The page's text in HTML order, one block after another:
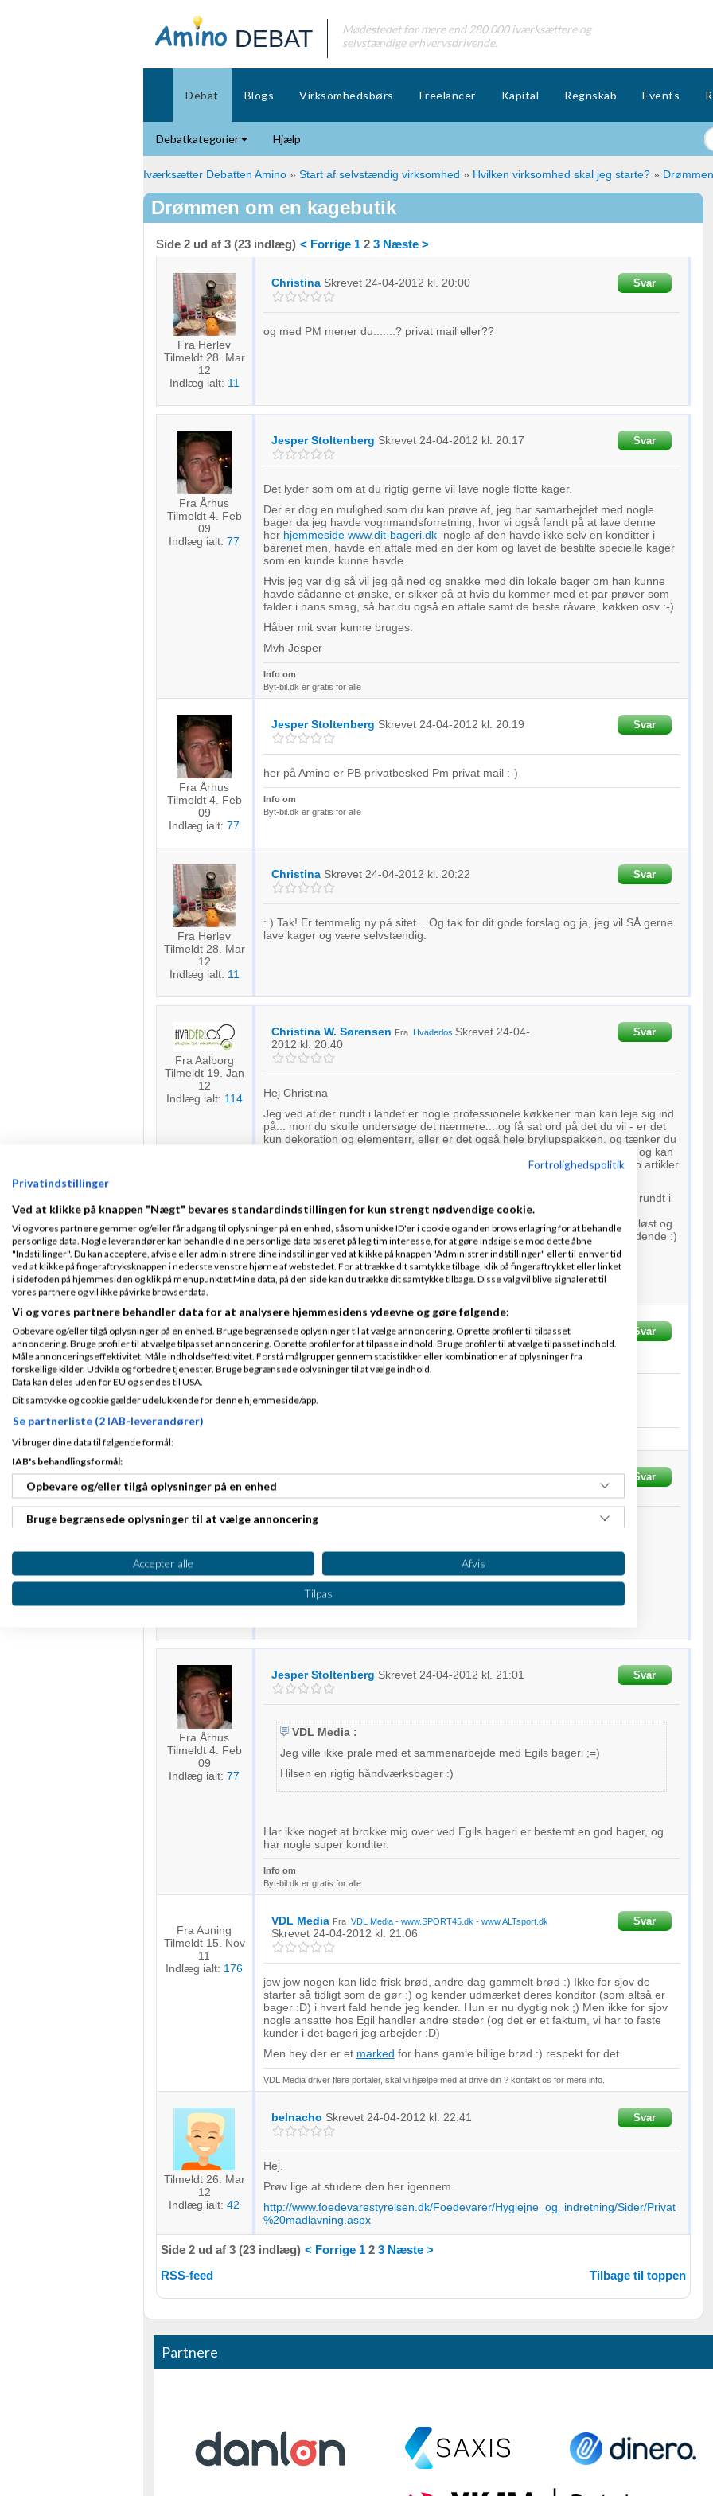
DEBAT
Mødestedet for mere end 280.000 iværksættere og
selvstændige erhvervsdrivende.
Debat Blogs Virksomhedsbørs Freelancer Kapital Regnskab Events
Debatkategorier Hjælp
Iværksætter Debatten Amino » Start af selvstændig virksomhed » Hvilken virksomhed skal jeg starte? »
Drømmen om en kagebutik
Side 2 ud af 3 (23 indlæg) < Forrige 1 2 3 Næste >
Fra Herlev
Tilmeldt 28. Mar
12
Indlæg ialt: 11
Christina Skrevet 24-04-2012 kl. 20:00 Svar
og med PM mener du.......? privat mail eller??
Fra Århus
Tilmeldt 4. Feb
09
Indlæg ialt: 77
Jesper Stoltenberg Skrevet 24-04-2012 kl. 20:17 Svar
Det lyder som om at du rigtig gerne vil lave nogle flotte kager.
Der er dog en mulighed som du kan prøve af, jeg har samarbejdet med nogle
bager da jeg havde vognmandsforretning, hvor vi også fandt på at lave denne
her hjemmeside www.dit-bageri.dknogle af den havde ikke selv en konditter i
bareriet men, havde en aftale med en der kom og lavet de bestilte specielle kager
som en kunde kunne havde.
Hvis jeg var dig så vil jeg gå ned og snakke med din lokale bager om han kunne
havde sådanne et ønske, er sikker på at hvis du kommer med et par prøver som
falder i hans smag, så har du også en aftale samt de beste råvare, køkken osv :-)
Håber mit svar kunne bruges.
Mvh Jesper
Info om
Byt-bil.dk er gratis for alle
Fra Århus
Tilmeldt 4. Feb
09
Indlæg ialt: 77
Jesper Stoltenberg Skrevet 24-04-2012 kl. 20:19 Svar
her på Amino er PB privatbesked Pm privat mail :-)
Info om
Byt-bil.dk er gratis for alle
Fra Herlev
Tilmeldt 28. Mar
12
Indlæg ialt: 11
Christina Skrevet 24-04-2012 kl. 20:22 Svar
: ) Tak! Er temmelig ny på sitet... Og tak for dit gode forslag og ja, jeg vil SÅ gerne
lave kager og være selvstændig.
Fra Aalborg
Tilmeldt 19. Jan
12
Indlæg ialt: 114
Christina W. Sørensen Fra Hvaderlos Skrevet 24-04-
2012 kl. 20:40
Svar
Hej Christina
Jeg ved at der rundt i landet er nogle professionele køkkener man kan leje sig ind
på... mon du skulle undersøge det nærmere... og få sat ord på det du vil - er det
kun dekoration og elementerr, eller er det også hele bryllupspakken. og tænker du
commercielt, hvor man levere det andre vil ha, eller kun det du har lyst til? og kan
du bygge på drømmen til evt at lave en dansk dr. Oetker med diverde deko artikler
Det store spørgsmål er vel altid om man skal kaste sig ud i det eller soppe rundt i
drømmen...
Det er det sværeste. Det er hårdt, sjovt, økonomisk krævende, tiltider søvnløst og
tankefyldt, en kæmpe prøve i sociale netværk- men også forbandet spændende :)
Det lyder spændende... go for it! :)
mvh
Fra Auning
Tilmeldt 15. Nov
11
Indlæg ialt:
176
VDL MediaFraVDL Media - www.SPORT45.dk - www.ALTsport.dk
Skrevet24-04-2012kl. 20:42
Svar
07
Indlæg ialt:
16014
Slettet bruger Skrevet24-04-2012kl. 20:50 Svar
Hej Christina.
Lyder som et spændene projekt.
Lars
Fra Århus
Tilmeldt 4. Feb
09
Indlæg ialt: 77
Jesper Stoltenberg Skrevet 24-04-2012 kl. 21:01 Svar
VDL Media :
Jeg ville ikke prale med et sammenarbejde med Egils bageri ;=)
Hilsen en rigtig håndværksbager :)
Har ikke noget at brokke mig over ved Egils bageri er bestemt en god bager, og
har nogle super konditer.
Info om
Byt-bil.dk er gratis for alle
Fra Auning
Tilmeldt 15. Nov
11
Indlæg ialt: 176
VDL Media Fra VDL Media - www.SPORT45.dk - www.ALTsport.dk
Skrevet 24-04-2012 kl. 21:06
Svar
jow jow nogen kan lide frisk brød, andre dag gammelt brød :) Ikke for sjov de
starter så tidligt som de gør :) og kender udmærket deres konditor (som altså er
bager :D) i hvert fald hende jeg kender. Hun er nu dygtig nok ;) Men ikke for sjov
nogle ansatte hos Egil handler andre steder (og det er et faktum, vi har to faste
kunder i det bageri jeg arbejder :D)
Men hey der er et marked for hans gamle billige brød :) respekt for det
VDL Media driver flere portaler, skal vi hjælpe med at drive din ? kontakt os for mere info.
Tilmeldt 26. Mar
12
Indlæg ialt: 42
belnacho Skrevet 24-04-2012 kl. 22:41 Svar
Hej.
Prøv lige at studere den her igennem.
http://www.foedevarestyrelsen.dk/Foedevarer/Hygiejne_og_indretning/Sider/Privat
%20madlavning.aspx
Side 2 ud af 3 (23 indlæg) < Forrige 1 2 3 Næste >
RSS-feed
Tilbage til toppen
Partnere
Fortrolighedspolitik
Privatindstillinger
Ved at klikke på knappen "Nægt" bevares standardindstillingen for kun strengt nødvendige cookie.
Vi og vores partnere gemmer og/eller får adgang til oplysninger på en enhed, såsom unikke ID'er i cookie og anden browserlagring for at behandle
personlige data. Nogle leverandører kan behandle dine personlige data baseret på legitim interesse, for at gøre indsigelse mod dette åbne
"Indstillinger". Du kan acceptere, afvise eller administrere dine indstillinger ved at klikke på knappen "Administrer indstillinger" eller til enhver tid
ved at klikke på fingeraftryksknappen i nederste venstre hjørne af webstedet. For at trække dit samtykke tilbage, klik på fingeraftrykket eller linket
i sidefoden på hjemmesiden og klik på menupunktet Mine data, på den side kan du trække dit samtykke tilbage. Disse valg vil blive signaleret til
vores partnere og vil ikke påvirke browserdata.
Vi og vores partnere behandler data for at analysere hjemmesidens ydeevne og gøre følgende:
Opbevare og/eller tilgå oplysninger på en enhed. Bruge begrænsede oplysninger til at vælge annoncering. Oprette profiler til tilpasset
annoncering. Bruge profiler til at vælge tilpasset annoncering. Oprette profiler for at tilpasse indhold. Bruge profiler til at vælge tilpasset indhold.
Måle annonceringseffektivitet. Måle indholdseffektivitet. Forstå målgrupper gennem statistikker eller kombinationer af oplysninger fra
forskellige kilder. Udvikle og forbedre tjenester. Bruge begrænsede oplysninger til at vælge indhold.
Data kan deles uden for EU og sendes til USA.
Dit samtykke og cookie gælder udelukkende for denne hjemmeside/app.
Se partnerliste (2 IAB-leverandører)
Vi bruger dine data til følgende formål:
IAB's behandlingsformål:
Opbevare og/eller tilgå oplysninger på en enhed
Bruge begrænsede oplysninger til at vælge annoncering
Oprette profiler til tilpasset annoncering
Bruge profiler til at vælge tilpasset annoncering
Bruge profiler til at vælge tilpasset indhold
Måle annonceringseffektivitet
Forstå målgrupper gennem statistikker eller kombinationer af oplysninger fra forskellige
Bruge begrænsede oplysninger til at vælge indhold
Bruge præcise geografiske placeringsoplysninger
Accepter alle Afvis
Tilpas